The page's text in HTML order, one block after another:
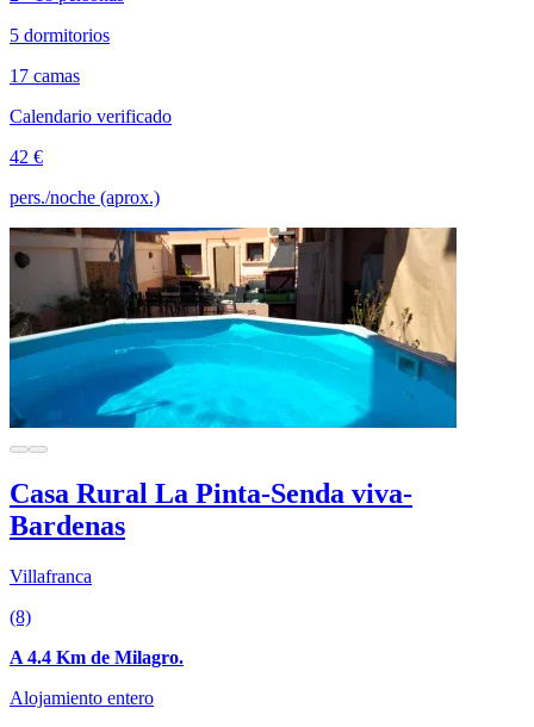
5 dormitorios
17 camas
Calendario verificado
42 €
pers./noche (aprox.)
Casa Rural La Pinta-Senda viva-
Bardenas
Villafranca
(8)
A 4.4 Km de Milagro.
Alojamiento entero